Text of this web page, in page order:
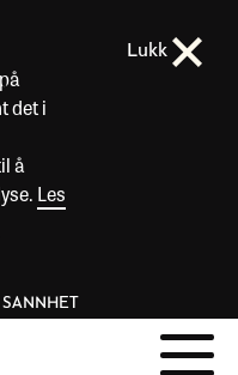
det i
å
Les
Lukk